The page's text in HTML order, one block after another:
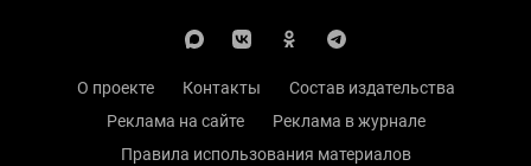
О проекте Контакты
Состав издательства
Реклама на сайте
Реклама в журнале
Правила использования материалов